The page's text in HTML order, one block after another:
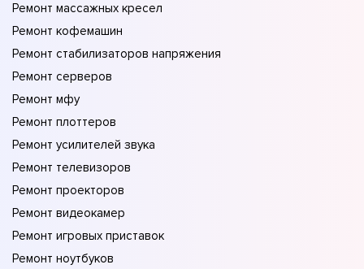
Ремонт массажных кресел
Ремонт кофемашин
Ремонт стабилизаторов напряжения
Ремонт серверов
Ремонт мфу
Ремонт плоттеров
Ремонт усилителей звука
Ремонт телевизоров
Ремонт проекторов
Ремонт видеокамер
Ремонт игровых приставок
Ремонт ноутбуков